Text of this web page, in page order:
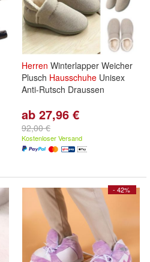
Herren Winterlapper Weicher
Plusch Hausschuhe Unisex
Anti-Rutsch Draussen
ab 27,96 €
92,00 €
Kostenloser Versand
- 42%